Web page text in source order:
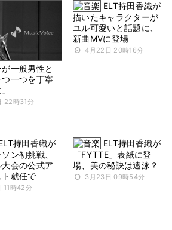
一般男性と
一つを丁寧
22時31分
ELT持田香織が
描いたキャラクターが
ユル可愛いと話題に、
新曲MVに登場
4月22日 20時16分
持田香織が
ン初挑戦、
会の公式ア
就任で
11時42分
ELT持田香織が
「FYTTE」表紙に登
場、美の秘訣は遠泳？
3月23日 09時54分